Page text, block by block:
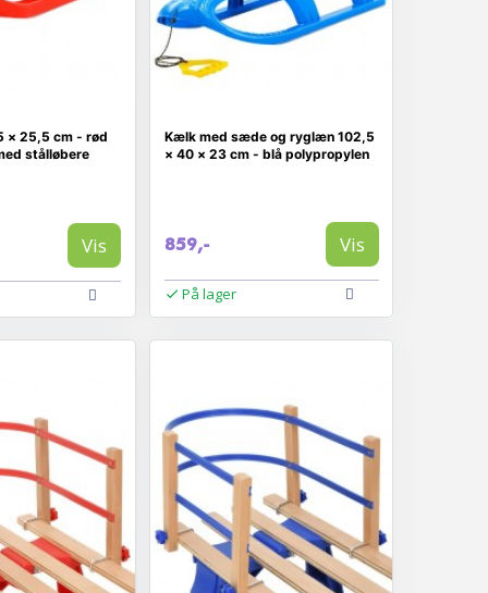
× 25,5 cm - rød
stålløbere
Vis
Kælk med sæde og ryglæn 102,5
× 40 × 23 cm - blå polypropylen
859,- Vis
På lager